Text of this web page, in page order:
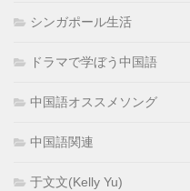
シンガポール生活
ドラマで学ぼう中国語
中国語オススメソング
中国語関連
于文文(Kelly Yu)